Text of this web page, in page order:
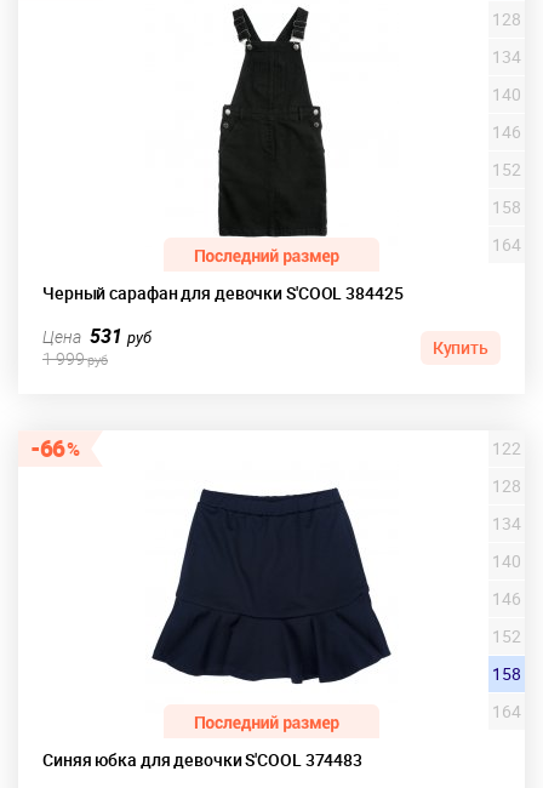
Черный сарафан для девочки S'COOL 384425
128
134
140
146
152
158
164
Цена 531руб
1 999руб
Купить
66
Синяя юбка для девочки S'COOL 374483
122
128
134
140
146
152
158
164